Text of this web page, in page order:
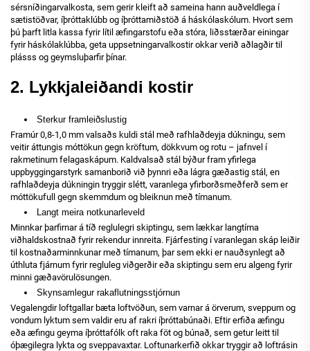
sérsníðingarvalkosta, sem gerir kleift að sameina hann auðveldlega í
sætistöðvar, íþróttaklúbb og íþróttamiðstöð á háskólaskólum. Hvort sem
þú þarft litla kassa fyrir lítil æfingarstofu eða stóra, liðsstærðar einingar
fyrir háskólaklúbba, geta uppsetningarvalkostir okkar verið aðlagðir til
plásss og geymsluþarfir þínar.
2. Lykkjaleiðandi kostir
Sterkur framleiðslustig
Framúr 0,8-1,0 mm valsaðs kuldi stál með rafhlaðdeyja dúkningu, sem
veitir áttungis móttökun gegn kröftum, dökkvum og rotu – jafnvel í
rakmetinum felagaskápum. Kaldvalsað stál býður fram yfirlega
uppbyggingarstyrk samanborið við þynnri eða lágra gæðastig stál, en
rafhlaðdeyja dúkningin tryggir slétt, varanlega yfirborðsmeðferð sem er
móttökufull gegn skemmdum og bleiknun með tímanum.
Langt meira notkunarleveld
Minnkar þarfirnar á tíð reglulegri skiptingu, sem lækkar langtíma
viðhaldskostnað fyrir rekendur innreita. Fjárfesting í varanlegan skáp leiðir
til kostnaðarminnkunar með tímanum, þar sem ekki er nauðsynlegt að
úthluta fjárnum fyrir regluleg viðgerðir eða skiptingu sem eru algeng fyrir
minni gæðavörulösungen.
Skynsamlegur rakaflutningsstjórnun
Vegalengdir loftgallar bæta loftvöðun, sem varnar á örverum, sveppum og
vondum lyktum sem valdir eru af rakri íþróttabúnaði. Eftir erfiða æfingu
eða æfingu geyma íþróttafólk oft raka föt og búnað, sem getur leitt til
óþægilegra lykta og sveppavaxtar. Loftunarkerfið okkar tryggir að loftrásin